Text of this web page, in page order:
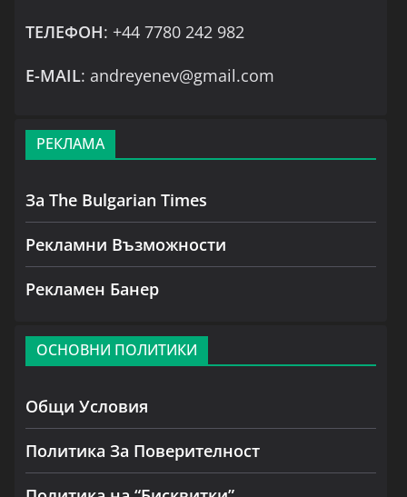
ТЕЛЕФОН: +44 7780 242 982
Е-MAIL: andreyenev@gmail.com
РЕКЛАМА
За The Bulgarian Times
Рекламни Възможности
Рекламен Банер
ОСНОВНИ ПОЛИТИКИ
Общи Условия
Политика За Поверителност